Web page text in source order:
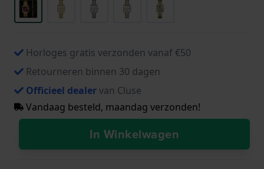
Horloges gratis verzonden vanaf €50
Retourneren binnen 30 dagen
Officieel dealervan Cluse
Vandaag besteld, maandag verzonden!
In Winkelwagen